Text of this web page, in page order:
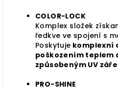
COLOR-LOCK
Komplex složek
ředkve ve spojení s
Poskytuje komplexní
poškozením teplem
způsobeným UV
PRO-SHINE